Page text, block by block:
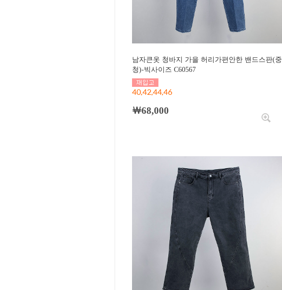
남자큰옷 청바지 가을 허리가편안한 밴드스판(중
청)-빅사이즈 C60567
40,42,44,46
￦68,000